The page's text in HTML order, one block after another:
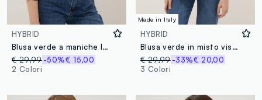
HYBRID
Blusa verde a maniche lunghe in misto viscosa regular fit
€ 29,99-50%€ 15,00
2 Colori
Made in Italy
HYBRID
Blusa verde in misto viscosa regular fit con collo alla coreana
€ 29,99 -33%€ 20,00
3 Colori